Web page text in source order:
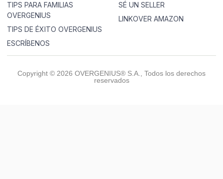
TIPS PARA FAMILIAS
OVERGENIUS
TIPS DE ÉXITO OVERGENIUS
ESCRÍBENOS
SÉ UN SELLER
LINKOVER AMAZON
Copyright © 2026 OVERGENIUS® S.A., Todos los derechos
reservados